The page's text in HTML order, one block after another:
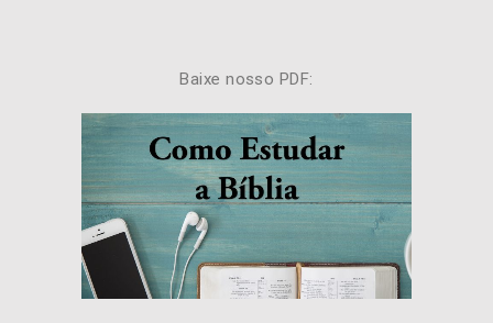
Baixe nosso PDF: